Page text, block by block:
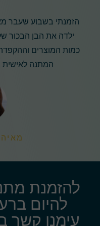
הזמנתי בשבוע שעבר
ילדה את הבן הבכור
כמות המוצרים
המתנה לאישית
מאיה
להזמנת
להיום